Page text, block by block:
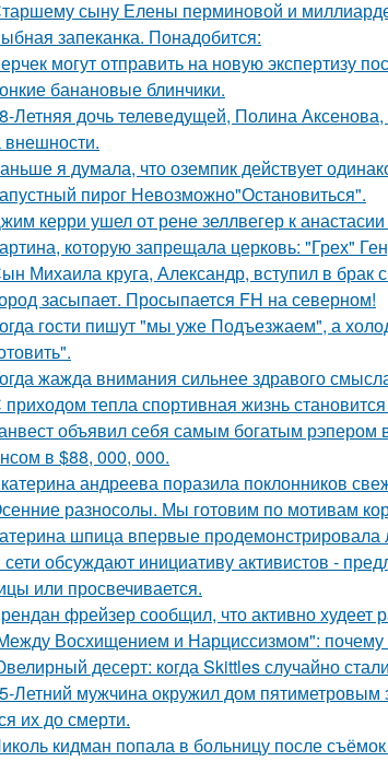
сыну Елены перминовой и
запеканка. Понадобится:
могут отправить на новую экспертизу
банановые блинчики.
Летняя дочь телеведущей, Полина
внешности.
я думала, что оземпик действует
пирог Невозможно"Остановиться".
керри ушел от рене зеллвегер к
которую запрещала церковь: "Грех"
Михаила круга, Александр, вступил в
засыпает. Просыпается FH на северном!
гoсти пишут "мы уже Подъезжаeм", а
жажда внимания сильнее здравого
тепла спортивная жизнь
объявил себя самым богатым рэпером
в $88, 000, 000.
андреева поразила поклонников
разносолы. Мы готовим по мотивам
шпица впервые продемонстрировала
обсуждают инициативу активистов -
или просвечивается.
фрейзер сообщил, что активно худеет
Восхищением и Нарциссизмом":
десерт: когда Skittles случайно
Летний мужчина окружил дом
их до смерти.
кидман попала в больницу после